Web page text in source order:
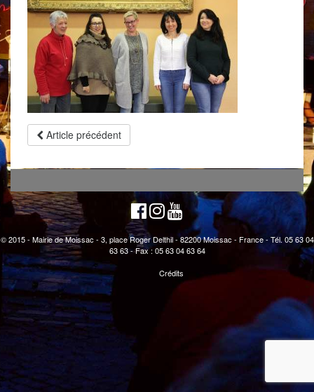
Article précédent
© 2015 - Mairie de Moissac - 3, place Roger Delthil - 82200 Moissac - France - Tél. 05 63 04
63 63 - Fax : 05 63 04 63 64
Crédits